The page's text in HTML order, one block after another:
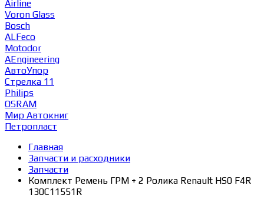
Airline
Voron Glass
Bosch
ALFeco
Motodor
AEngineering
АвтоУпор
Стрелка 11
Philips
OSRAM
Мир Автокниг
Петропласт
Главная
Запчасти и расходники
Запчасти
Комплект Ремень ГРМ + 2 Ролика Renault HS0 F4R
130C11551R